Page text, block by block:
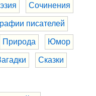
Сочинения
писателей
Природа Юмор
Сказки